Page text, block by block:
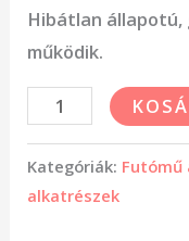
Hibátlan
működik.
Kategóriák: Futómű
alkatrészek